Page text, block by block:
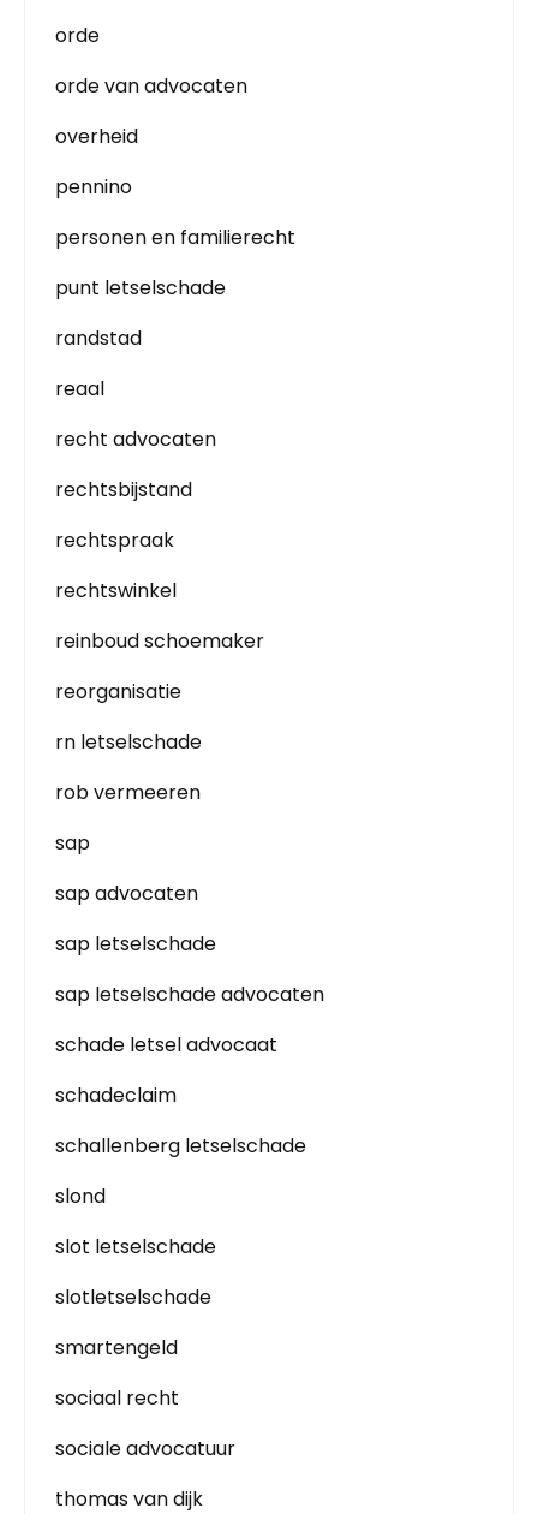
orde
orde van advocaten
overheid
pennino
personen en familierecht
punt letselschade
randstad
reaal
recht advocaten
rechtsbijstand
rechtspraak
rechtswinkel
reinboud schoemaker
reorganisatie
rn letselschade
rob vermeeren
sap
sap advocaten
sap letselschade
sap letselschade advocaten
schade letsel advocaat
schadeclaim
schallenberg letselschade
slond
slot letselschade
slotletselschade
smartengeld
sociaal recht
sociale advocatuur
thomas van dijk